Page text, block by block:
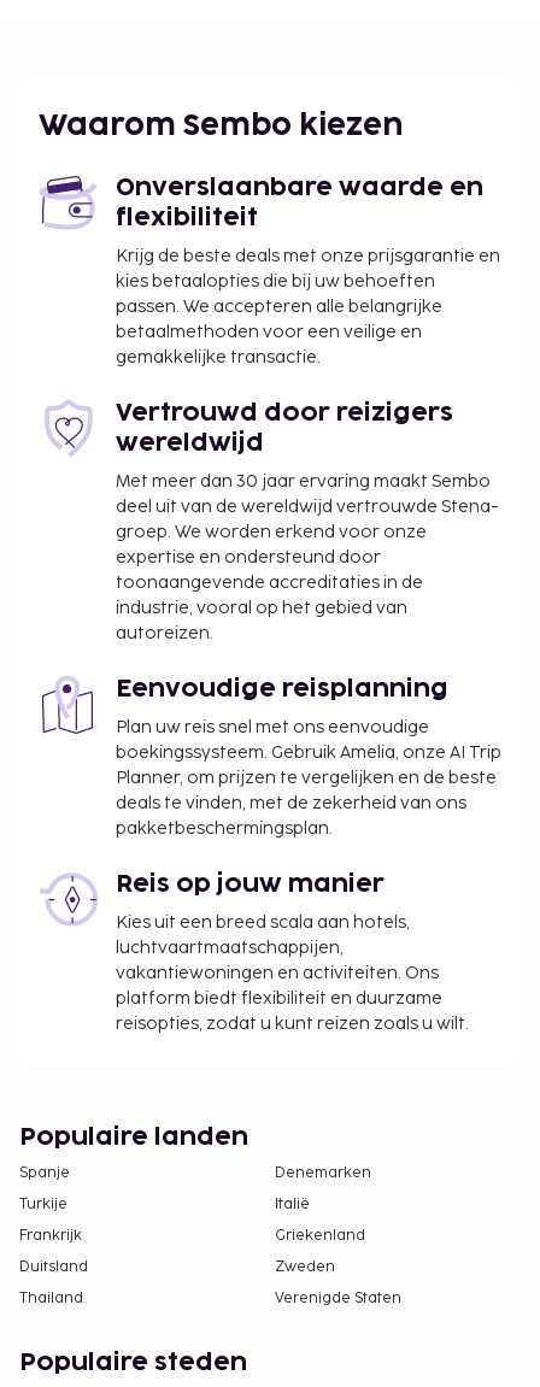
Deze accommodatie is van 11 maart 2026 tot 10
maart 2028 gesloten (datums kunnen wijzigen).
Waarom Sembo kiezen
Onverslaanbare waarde en
flexibiliteit
Krijg de beste deals met onze prijsgarantie en
kies betaalopties die bij uw behoeften
passen. We accepteren alle belangrijke
betaalmethoden voor een veilige en
gemakkelijke transactie.
Vertrouwd door reizigers
wereldwijd
Met meer dan 30 jaar ervaring maakt Sembo
deel uit van de wereldwijd vertrouwde Stena-
groep. We worden erkend voor onze
expertise en ondersteund door
toonaangevende accreditaties in de
industrie, vooral op het gebied van
autoreizen.
Eenvoudige reisplanning
Plan uw reis snel met ons eenvoudige
boekingssysteem. Gebruik Amelia, onze AI Trip
Planner, om prijzen te vergelijken en de beste
deals te vinden, met de zekerheid van ons
pakketbeschermingsplan.
Reis op jouw manier
Kies uit een breed scala aan hotels,
luchtvaartmaatschappijen,
vakantiewoningen en activiteiten. Ons
platform biedt flexibiliteit en duurzame
reisopties, zodat u kunt reizen zoals u wilt.
Populaire landen
Spanje
Denemarken
Turkije
Italië
Frankrijk
Griekenland
Duitsland
Zweden
Thailand
Verenigde Staten
Populaire steden